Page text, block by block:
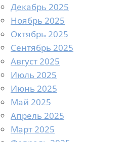
Декабрь 2025
Ноябрь 2025
Октябрь 2025
Сентябрь 2025
Август 2025
Июль 2025
Июнь 2025
Май 2025
Апрель 2025
Март 2025